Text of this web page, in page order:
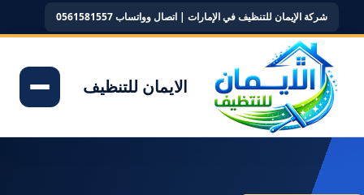
شركة الإيمان للتنظيف في الإمارات | اتصال وواتساب 0561581557
الايمان للتنظيف